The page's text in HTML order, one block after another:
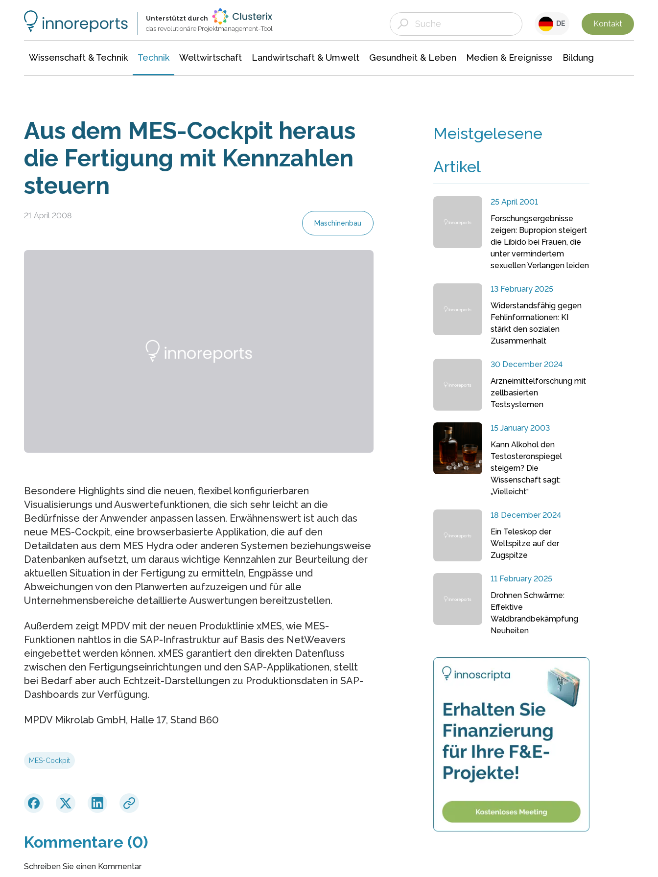
Unterstützt durch
das revolutionäre Projektmanagement-Tool
DE Kontakt
Wissenschaft & Technik Technik Weltwirtschaft Landwirtschaft & Umwelt Gesundheit & Leben Medien & Ereignisse Bildung
Aus dem MES-Cockpit heraus
die Fertigung mit Kennzahlen
steuern
21 April 2008
Maschinenbau
Besondere Highlights sind die neuen, flexibel konfigurierbaren
Visualisierungs und Auswertefunktionen, die sich sehr leicht an die
Bedürfnisse der Anwender anpassen lassen. Erwähnenswert ist auch das
neue MES-Cockpit, eine browserbasierte Applikation, die auf den
Detaildaten aus dem MES Hydra oder anderen Systemen beziehungsweise
Datenbanken aufsetzt, um daraus wichtige Kennzahlen zur Beurteilung der
aktuellen Situation in der Fertigung zu ermitteln, Engpässe und
Abweichungen von den Planwerten aufzuzeigen und für alle
Unternehmensbereiche detaillierte Auswertungen bereitzustellen.
Außerdem zeigt MPDV mit der neuen Produktlinie xMES, wie MES-
Funktionen nahtlos in die SAP-Infrastruktur auf Basis des NetWeavers
eingebettet werden können. xMES garantiert den direkten Datenfluss
zwischen den Fertigungseinrichtungen und den SAP-Applikationen, stellt
bei Bedarf aber auch Echtzeit-Darstellungen zu Produktionsdaten in SAP-
Dashboards zur Verfügung.
MPDV Mikrolab GmbH, Halle 17, Stand B60
MES-Cockpit
Kommentare (0)
Schreiben Sie einen Kommentar
Meistgelesene
Artikel
25 April 2001
Forschungsergebnisse
zeigen: Bupropion steigert
die Libido bei Frauen, die
unter vermindertem
sexuellen Verlangen leiden
13 February 2025
Widerstandsfähig gegen
Fehlinformationen: KI
stärkt den sozialen
Zusammenhalt
30 December 2024
Arzneimittelforschung mit
zellbasierten
Testsystemen
15 January 2003
Kann Alkohol den
Testosteronspiegel
steigern? Die
Wissenschaft sagt:
„Vielleicht“
18 December 2024
Ein Teleskop der
Weltspitze auf der
Zugspitze
11 February 2025
Drohnen Schwärme:
Effektive
Waldbrandbekämpfung
Neuheiten